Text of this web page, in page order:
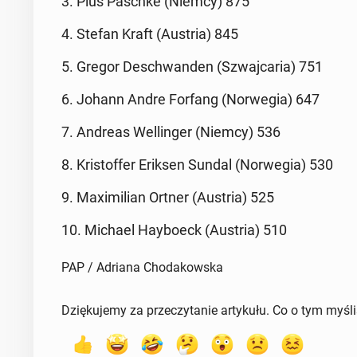
4. Stefan Kraft (Austria) 845
5. Gregor De­schwan­den (Szwaj­ca­ria) 751
6. Johann Andre Forfang (Nor­we­gia) 647
7. Andreas Wel­lin­ger (Niemcy) 536
8. Kri­stof­fer Eriksen Sundal (Nor­we­gia) 530
9. Ma­xi­mi­lian Ortner (Austria) 525
10. Michael Hay­bo­eck (Austria) 510
PAP / Adriana Chodakowska
Dziękujemy za przeczytanie artykułu. Co o tym